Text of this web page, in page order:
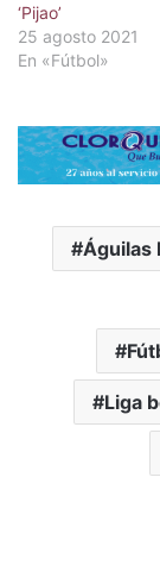
‘Pijao’
25 agosto 2021
En «Fútbol»
Águilas
Liga